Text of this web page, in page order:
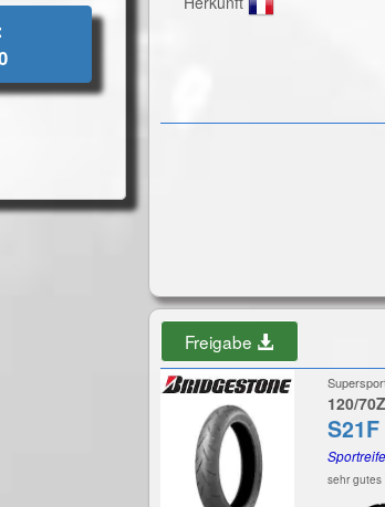
Freigabe
120/
S21F
sehr gutes